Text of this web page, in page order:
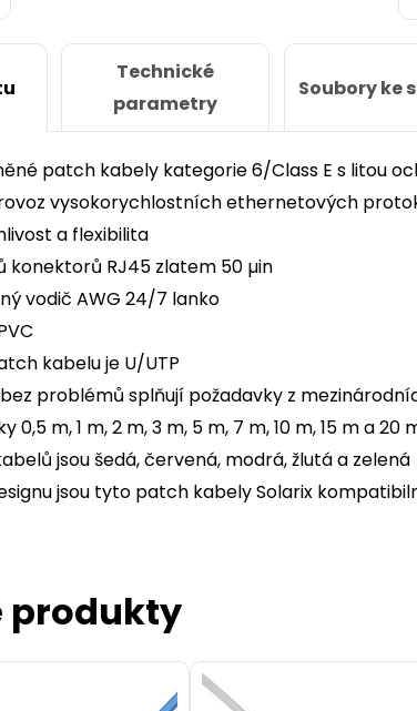
Technické
parametry
Soubory ke
patch kabely kategorie 6/Class E s litou
vysokorychlostních ethernetových
a flexibilita
konektorů RJ45 zlatem 50 µin
vodič AWG 24/7 lanko
kabelu je U/UTP
problémů splňují požadavky z
0,5 m, 1 m, 2 m, 3 m, 5 m, 7 m, 10 m, 15 m a 20
jsou šedá, červená, modrá, žlutá a zelená
jsou tyto patch kabely Solarix
produkty